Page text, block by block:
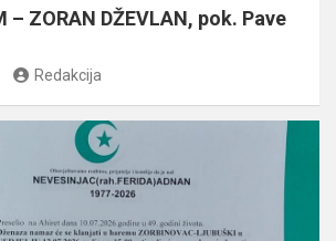
– ZORAN DŽEVLAN, pok. Pave
Redakcija